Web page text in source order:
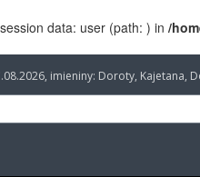
data: user (path: ) in /
imieniny: Doroty, Kajetana,